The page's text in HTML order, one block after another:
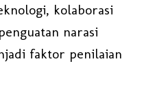
kolaborasi
narasi
faktor penilaian